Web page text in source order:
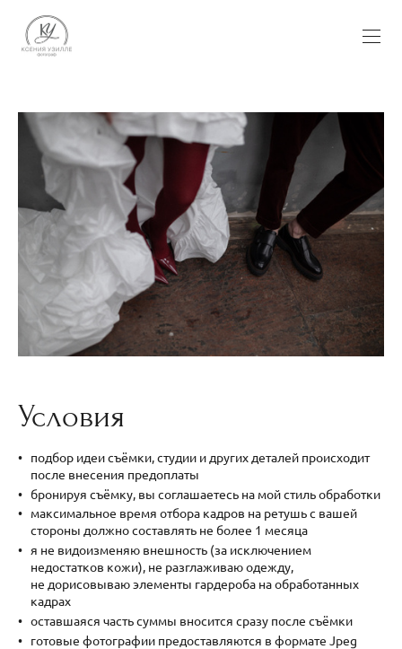
Условия
подбор идеи съёмки, студии и других деталей происходит
после внесения предоплаты
бронируя съёмку, вы соглашаетесь на мой стиль обработки
максимальное время отбора кадров на ретушь с вашей
стороны должно составлять не более 1 месяца
я не видоизменяю внешность (за исключением
недостатков кожи), не разглаживаю одежду,
не дорисовываю элементы гардероба на обработанных
кадрах
оставшаяся часть суммы вносится сразу после съёмки
готовые фотографии предоставляются в формате Jpeg